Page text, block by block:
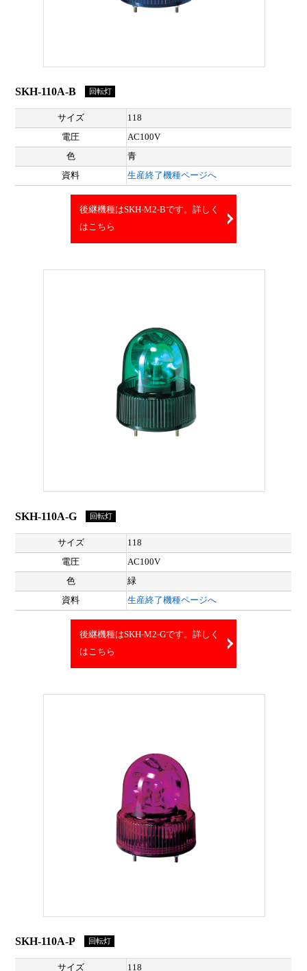
SKH-110A-B 回転灯
サイズ
118
電圧
AC100V
色
青
資料
生産終了機種ページへ
後継機種はSKH-M2-Bです。詳しく
はこちら
SKH-110A-G 回転灯
サイズ
118
電圧
AC100V
色
緑
資料
生産終了機種ページへ
後継機種はSKH-M2-Gです。詳しく
はこちら
SKH-110A-P 回転灯
サイズ 118